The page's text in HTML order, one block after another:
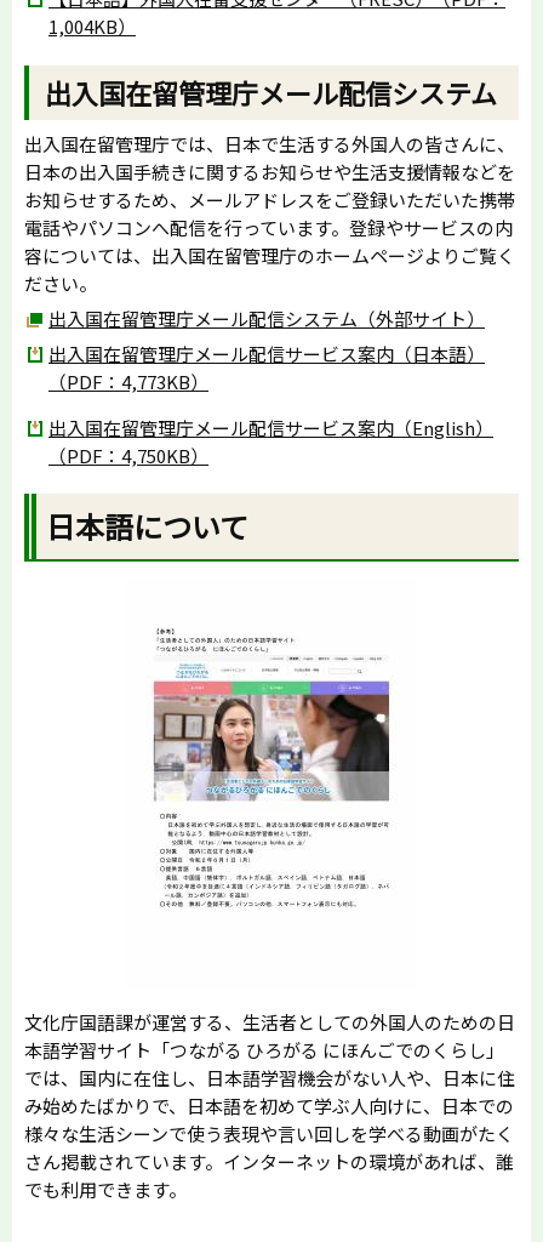
1,004KB）
出入国在留管理庁メール配信システム
出入国在留管理庁では、日本で生活する外国人の皆さんに、
日本の出入国手続きに関するお知らせや生活支援情報などを
お知らせするため、メールアドレスをご登録いただいた携帯
電話やパソコンへ配信を行っています。登録やサービスの内
容については、出入国在留管理庁のホームページよりご覧く
ださい。
出入国在留管理庁メール配信システム（外部サイト）
出入国在留管理庁メール配信サービス案内（日本語）
（PDF：4,773KB）
出入国在留管理庁メール配信サービス案内（English）
（PDF：4,750KB）
日本語について
文化庁国語課が運営する、生活者としての外国人のための日
本語学習サイト「つながる ひろがる にほんごでのくらし」
では、国内に在住し、日本語学習機会がない人や、日本に住
み始めたばかりで、日本語を初めて学ぶ人向けに、日本での
様々な生活シーンで使う表現や言い回しを学べる動画がたく
さん掲載されています。インターネットの環境があれば、誰
でも利用できます。